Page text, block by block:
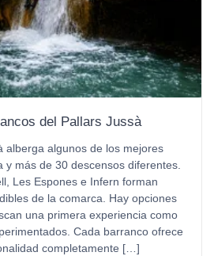
del Pallars Jussà
alberga algunos de los mejores
y más de 30 descensos diferentes.
Les Espones e Infern forman
de la comarca. Hay opciones
una primera experiencia como
Cada barranco ofrece
completamente […]